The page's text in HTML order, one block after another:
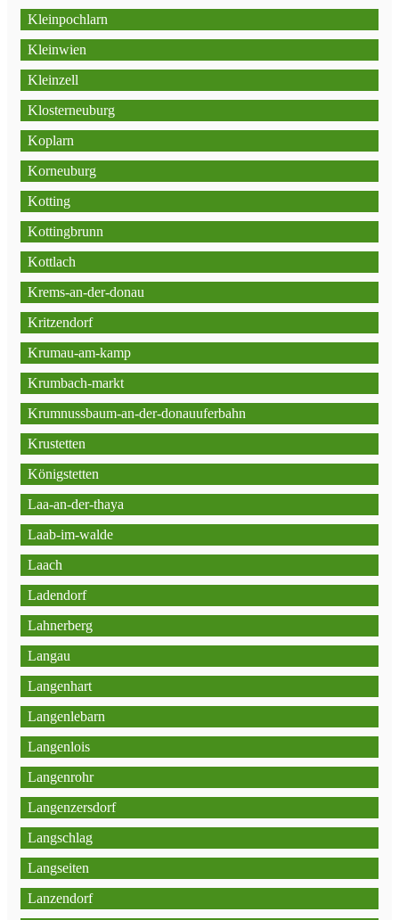
Kleinpochlarn
Kleinwien
Kleinzell
Klosterneuburg
Koplarn
Korneuburg
Kotting
Kottingbrunn
Kottlach
Krems-an-der-donau
Kritzendorf
Krumau-am-kamp
Krumbach-markt
Krumnussbaum-an-der-donauuferbahn
Krustetten
Königstetten
Laa-an-der-thaya
Laab-im-walde
Laach
Ladendorf
Lahnerberg
Langau
Langenhart
Langenlebarn
Langenlois
Langenrohr
Langenzersdorf
Langschlag
Langseiten
Lanzendorf